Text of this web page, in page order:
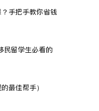
手把手教你省钱
民留学生必看的
最佳帮手）